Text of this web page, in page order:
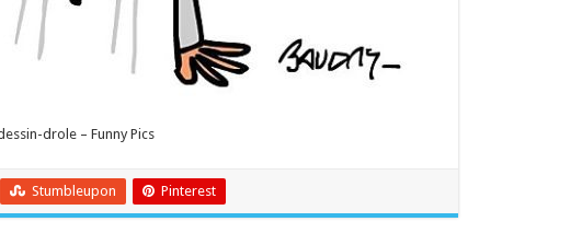
drole – Funny Pics
Stumbleupon Pinterest